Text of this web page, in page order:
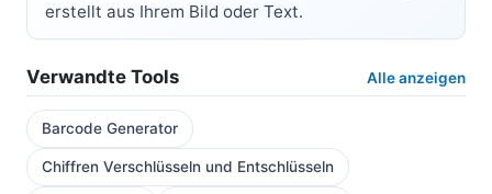
erstellt aus Ihrem Bild oder Text.
Verwandte Tools Alle anzeigen
Barcode Generator
Chiffren Verschlüsseln und Entschlüsseln